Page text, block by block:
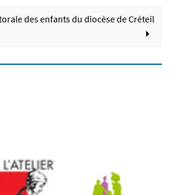
des enfants du diocèse de Créteil